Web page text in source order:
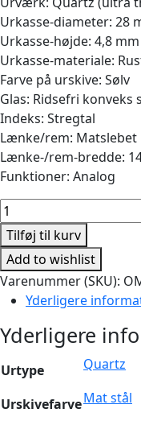
pris
var:
9.185,00 kr..
Urkasse-diameter: 28
Urkasse-højde: 4,8 mm
Urkasse-materiale:
Farve på urskive: Sølv
Glas: Ridsefri konveks
Indeks: Stregtal
Lænke/rem:
Lænke-/rem-bredde:
Funktioner: Analog
Classic
28mm
Quartz
Mat
Guldbelagt
antal
Tilføj til kurv
Add to wishlist
Varenummer (SKU):
Yderligere
Yderligere
Urtype Quartz
UrskivefarveMat stål